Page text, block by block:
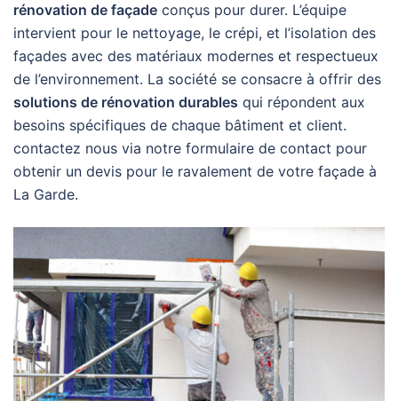
rénovation de façade conçus pour durer. L’équipe
intervient pour le nettoyage, le crépi, et l’isolation des
façades avec des matériaux modernes et respectueux
de l’environnement. La société se consacre à offrir des
solutions de rénovation durables qui répondent aux
besoins spécifiques de chaque bâtiment et client.
contactez nous via notre formulaire de contact pour
obtenir un devis pour le ravalement de votre façade à
La Garde.